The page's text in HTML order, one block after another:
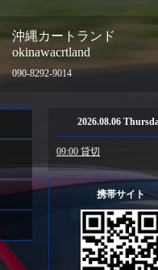
沖縄カートランド
okinawacrtland
090-8292-9014
2026.08.06
09:00 貸切
携帯サイト